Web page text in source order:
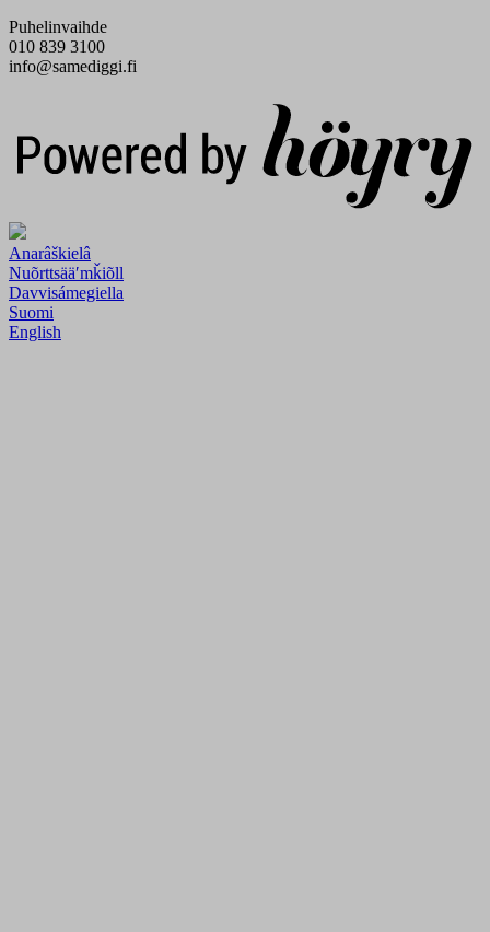
Puhelinvaihde
010 839 3100
info@samediggi.fi
Anarâškielâ
Nuõrttsääʹmǩiõll
Davvisámegiella
Suomi
English